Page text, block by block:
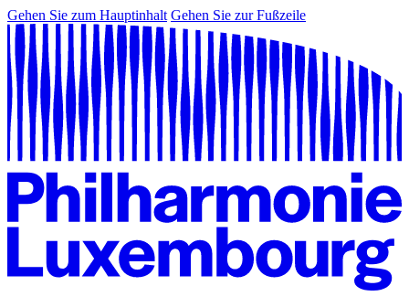
Gehen Sie zum Hauptinhalt Gehen Sie zur Fußzeile